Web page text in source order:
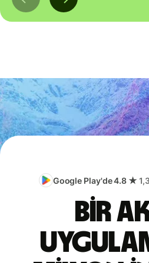
Google Play'de 4.8 ★
Bir